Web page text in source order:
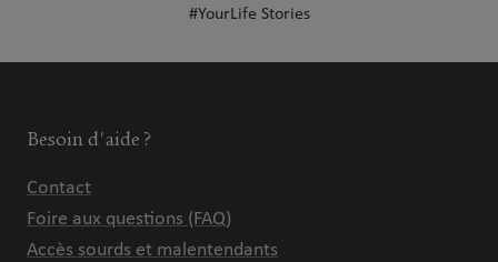
#YourLife Stories
Besoin d'aide ?
Contact
Foire aux questions (FAQ)
Accès sourds et malentendants